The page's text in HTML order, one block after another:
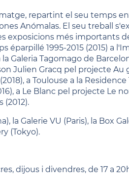
repartint el seu temps
Anómalas. El seu treball
exposicions més importants
éparpillé 1995-2015 (2015) a
Galeria Tagomago de
Julien Gracq pel projecte Au
a Toulouse a la Residence
a Le Blanc pel projecte Le
(2012).
la Galerie VU (Paris), la Box
(Tokyo).
dijous i divendres, de 17 a